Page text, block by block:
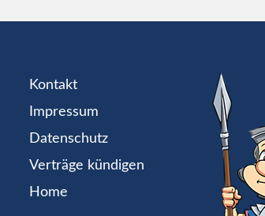
Kontakt
Impressum
Datenschutz
Verträge kündigen
Home